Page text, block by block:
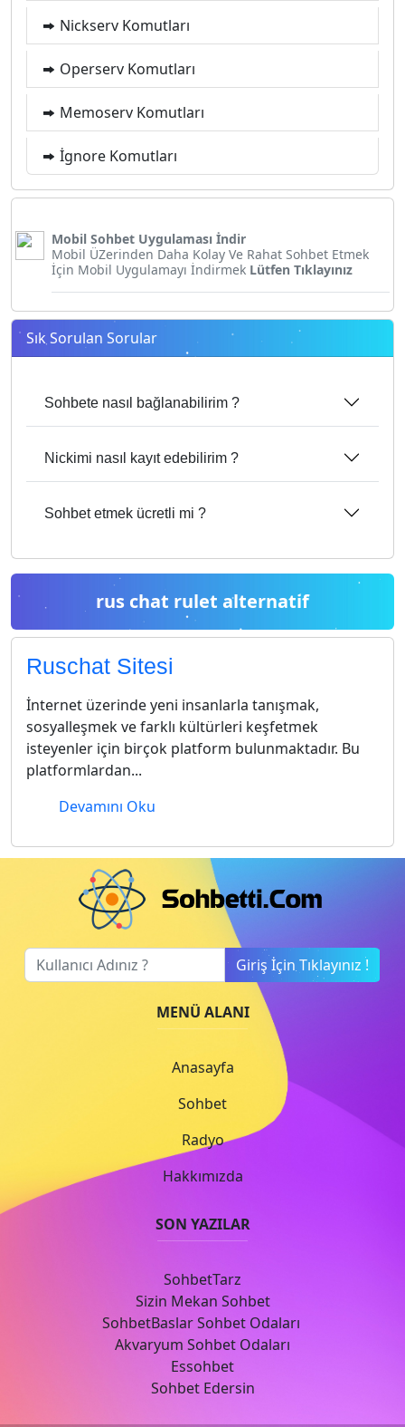
Nickserv Komutları
Operserv Komutları
Memoserv Komutları
İgnore Komutları
Mobil Sohbet Uygulaması İndir
Mobil ÜZerinden Daha Kolay Ve Rahat Sohbet Etmek
İçin Mobil Uygulamayı İndirmek Lütfen Tıklayınız
Sık Sorulan Sorular
Sohbete nasıl bağlanabilirim ?
Nickimi nasıl kayıt edebilirim ?
Sohbet etmek ücretli mi ?
rus chat rulet alternatif
Ruschat Sitesi
İnternet üzerinde yeni insanlarla tanışmak,
sosyalleşmek ve farklı kültürleri keşfetmek
isteyenler için birçok platform bulunmaktadır. Bu
platformlardan...
Devamını Oku
Giriş İçin Tıklayınız !
MENÜ ALANI
Anasayfa
Sohbet
Radyo
Hakkımızda
SON YAZILAR
SohbetTarz
Sizin Mekan Sohbet
SohbetBaslar Sohbet Odaları
Akvaryum Sohbet Odaları
Essohbet
Sohbet Edersin